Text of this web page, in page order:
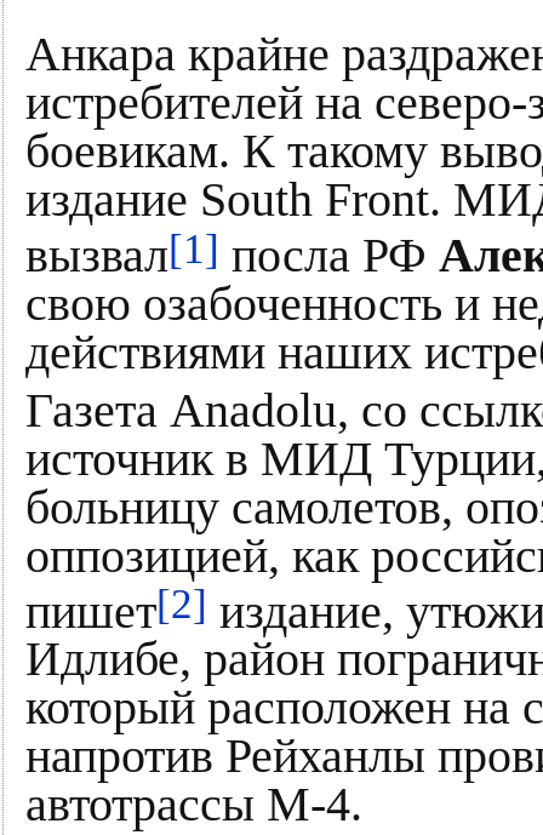
Анкара крайне
истребителей на
боевикам. К такому
издание South Front.
вызвал[1] посла РФ
свою озабоченность и
действиями наших
Газета Anadolu, со
источник в МИД
больницу самолетов,
оппозицией, как
пишет[2] издание,
Идлибе, район
который расположен на
напротив Рейханлы
автотрассы М-4.